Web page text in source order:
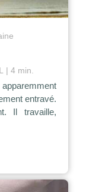
4 min.
entravé.
Il travaille,